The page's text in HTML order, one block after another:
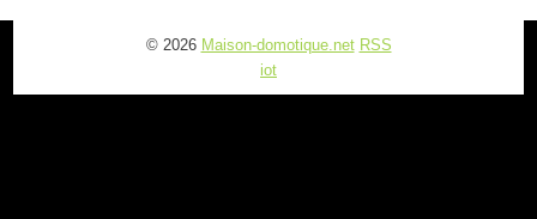
© 2026 Maison-domotique.net RSS
iot